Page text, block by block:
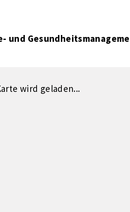
und
wird geladen...